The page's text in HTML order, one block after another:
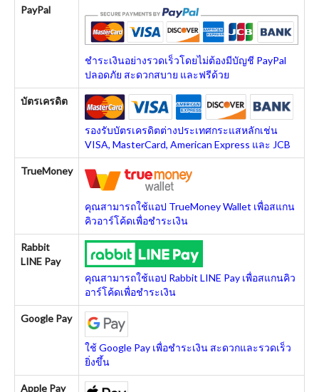
PayPal
ชำระเงินอย่างรวดเร็วโดยไม่ต้องมีบัญชี PayPal
ปลอดภัย สะดวกสบาย และฟรีด้วย
บัตรเครดิต
รองรับบัตรเครดิตต่างประเทศกระแสหลักเช่น
VISA, MasterCard, American Express และ JCB
TrueMoney
คุณสามารถใช้แอป TrueMoney Wallet เพื่อสแกน
คิวอาร์โค้ดเพื่อชำระเงิน
Rabbit
LINE Pay
คุณสามารถใช้แอป Rabbit LINE Pay เพื่อสแกนคิว
อาร์โค้ดเพื่อชำระเงิน
Google Pay
ใช้ Google Pay เพื่อชำระเงิน สะดวกและรวดเร็ว
ยิ่งขึ้น
Apple Pay